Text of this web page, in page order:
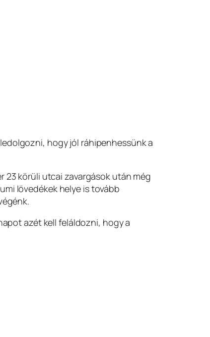
hogy jól ráhipenhessünk a
23 körüli utcai zavargások után még
lövedékek helye is tovább
azét kell feláldozni, hogy a